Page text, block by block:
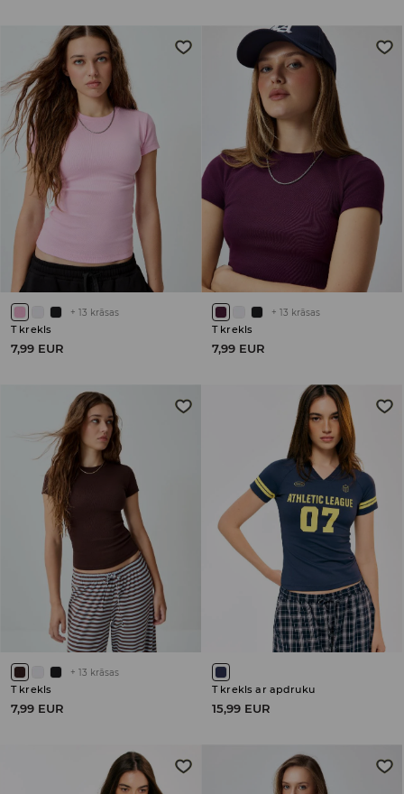
+ 13 krāsas
T krekls
7,99 EUR
+ 13 krāsas
T krekls
7,99 EUR
+ 13 krāsas
T krekls
7,99 EUR
T krekls ar apdruku
15,99 EUR